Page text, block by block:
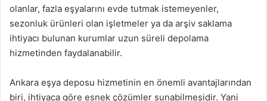
olanlar, fazla eşyalarını evde tutmak istemeyenler,
sezonluk ürünleri olan işletmeler ya da arşiv saklama
ihtiyacı bulunan kurumlar uzun süreli depolama
hizmetinden faydalanabilir.
Ankara eşya deposu hizmetinin en önemli avantajlarından
biri, ihtiyaca göre esnek çözümler sunabilmesidir. Yani